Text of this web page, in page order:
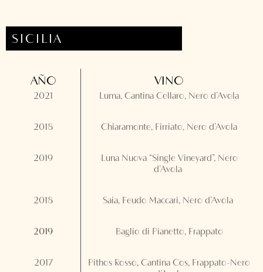
SICILIA
AÑO
2021
VINO
Luma, Cantina Cellaro, Nero d’Avola
2018 Chiaramonte, Firriato, Nero d’Avola
2019
Luna Nuova “Single Vineyard”, Nero
d’Avola
2018 Saia, Feudo Maccari, Nero d’Avola
2019 Baglio di Pianetto, Frappato
2017
Pithos Rosso, Cantina Cos, Frappato-Nero